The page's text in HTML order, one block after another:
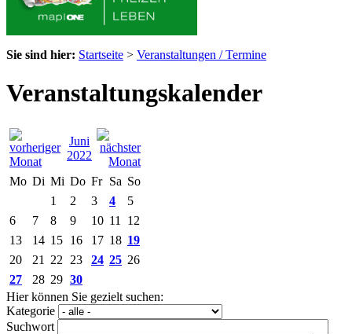
Sie sind hier: Startseite > Veranstaltungen / Termine
Veranstaltungskalender
Juni
2022
Mo Di Mi Do Fr Sa So
1
2 3 4
5
6
7 8 9 10 11
12
13
14 15 16 17 18 19
20
21 22 23 24 25 26
27
28 29 30
Hier können Sie gezielt suchen:
Kategorie
Suchwort